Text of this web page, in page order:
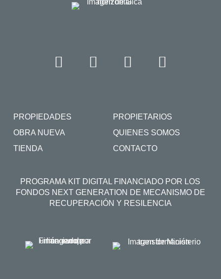
PROPIEDADES
PROPIETARIOS
OBRA NUEVA
QUIENES SOMOS
TIENDA
CONTACTO
PROGRAMA KIT DIGITAL FINANCIADO POR LOS
FONDOS NEXT GENERATION DE MECANISMO DE
RECUPERACIÓN Y RESILENCIA